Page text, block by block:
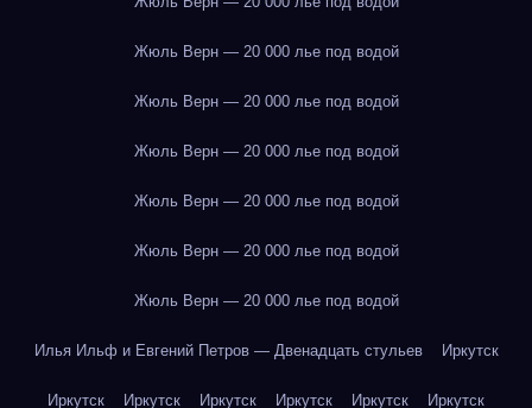
Жюль Верн — 20 000 лье под водой
Жюль Верн — 20 000 лье под водой
Жюль Верн — 20 000 лье под водой
Жюль Верн — 20 000 лье под водой
Жюль Верн — 20 000 лье под водой
Жюль Верн — 20 000 лье под водой
Илья Ильф и Евгений Петров — Двенадцать стульев Иркутск
Иркутск Иркутск Иркутск Иркутск Иркутск Иркутск